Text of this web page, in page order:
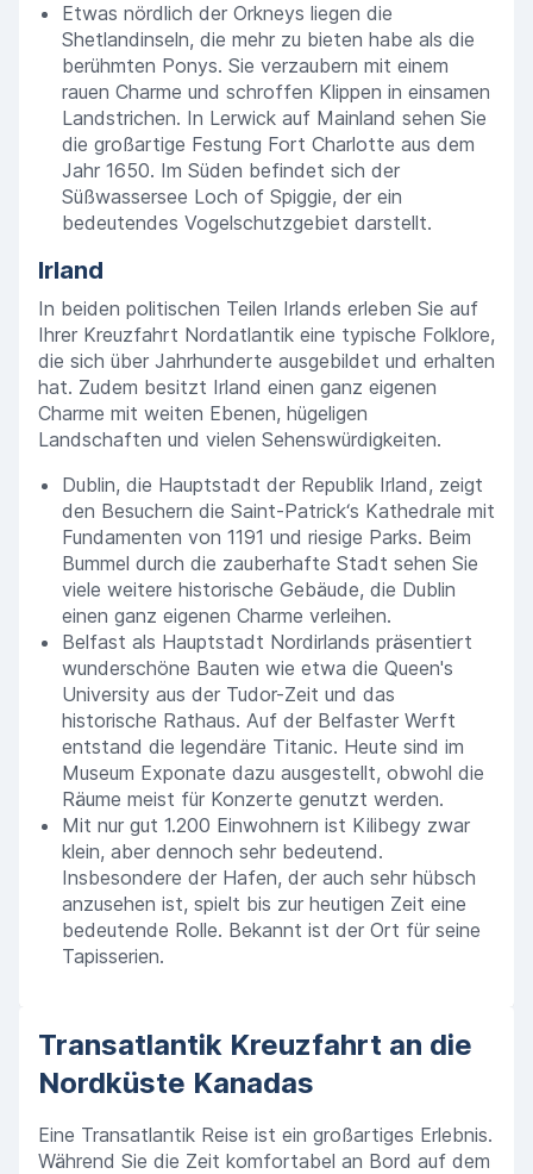
Etwas nördlich der Orkneys liegen die
Shetlandinseln, die mehr zu bieten habe als die
berühmten Ponys. Sie verzaubern mit einem
rauen Charme und schroffen Klippen in einsamen
Landstrichen. In Lerwick auf Mainland sehen Sie
die großartige Festung Fort Charlotte aus dem
Jahr 1650. Im Süden befindet sich der
Süßwassersee Loch of Spiggie, der ein
bedeutendes Vogelschutzgebiet darstellt.
Irland
In beiden politischen Teilen Irlands erleben Sie auf
Ihrer Kreuzfahrt Nordatlantik eine typische Folklore,
die sich über Jahrhunderte ausgebildet und erhalten
hat. Zudem besitzt Irland einen ganz eigenen
Charme mit weiten Ebenen, hügeligen
Landschaften und vielen Sehenswürdigkeiten.
Dublin, die Hauptstadt der Republik Irland, zeigt
den Besuchern die Saint-Patrick‘s Kathedrale mit
Fundamenten von 1191 und riesige Parks. Beim
Bummel durch die zauberhafte Stadt sehen Sie
viele weitere historische Gebäude, die Dublin
einen ganz eigenen Charme verleihen.
Belfast als Hauptstadt Nordirlands präsentiert
wunderschöne Bauten wie etwa die Queen's
University aus der Tudor-Zeit und das
historische Rathaus. Auf der Belfaster Werft
entstand die legendäre Titanic. Heute sind im
Museum Exponate dazu ausgestellt, obwohl die
Räume meist für Konzerte genutzt werden.
Mit nur gut 1.200 Einwohnern ist Kilibegy zwar
klein, aber dennoch sehr bedeutend.
Insbesondere der Hafen, der auch sehr hübsch
anzusehen ist, spielt bis zur heutigen Zeit eine
bedeutende Rolle. Bekannt ist der Ort für seine
Tapisserien.
Transatlantik Kreuzfahrt an die
Nordküste Kanadas
Eine Transatlantik Reise ist ein großartiges Erlebnis.
Während Sie die Zeit komfortabel an Bord auf dem